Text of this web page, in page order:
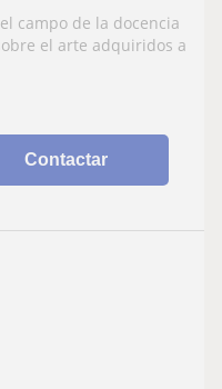
campo de la docencia
el arte adquiridos a
Contactar